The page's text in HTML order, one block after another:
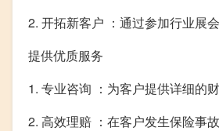
2. 开拓新客户 ：通过参加行业展
提供优质服务
1. 专业咨询 ：为客户提供详细的
2. 高效理赔 ：在客户发生保险事